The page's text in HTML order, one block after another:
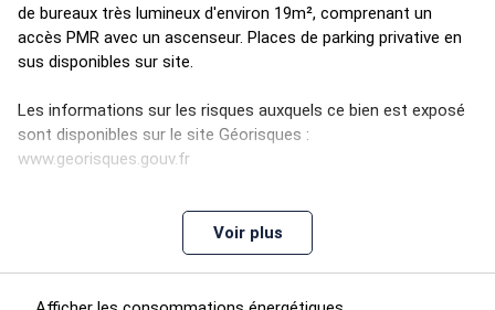
de bureaux très lumineux d'environ 19m², comprenant un
accès PMR avec un ascenseur. Places de parking privative en
sus disponibles sur site.
Les informations sur les risques auxquels ce bien est exposé
sont disponibles sur le site Géorisques :
www.georisques.gouv.fr
- Bus Rostand (43m) - Lignes : 1
- Bus Mendès France (140m) - Lignes : 1
- Bus Centre (Tram) (349m) - Lignes : 421, 4210, 33, 35, 4211
- Tram Mérignac Centre (359m) - Lignes : A
Voir plus